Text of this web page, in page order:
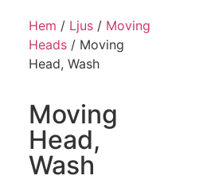
Hem / Ljus / Moving
Heads / Moving
Head, Wash
Moving
Head,
Wash